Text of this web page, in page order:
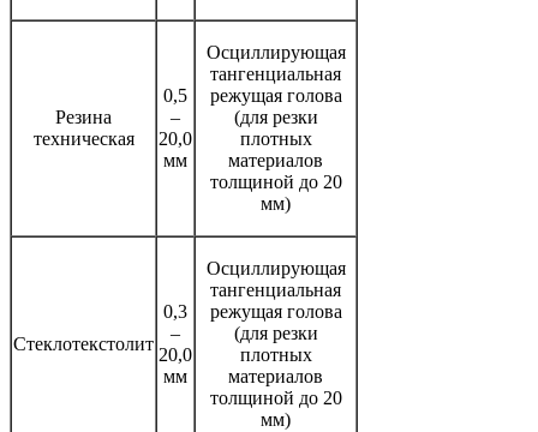
Резина
техническая
0,5
–
20,0
мм
Осциллирующая
тангенциальная
режущая голова
(для резки
плотных
материалов
толщиной до 20
мм)
Стеклотекстолит
0,3
–
20,0
мм
Осциллирующая
тангенциальная
режущая голова
(для резки
плотных
материалов
толщиной до 20
мм)